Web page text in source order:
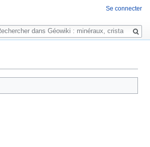
Se connecter